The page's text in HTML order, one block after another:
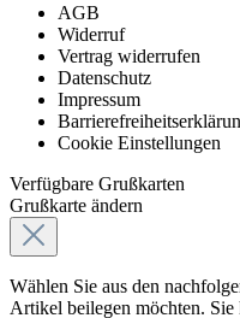
AGB
Widerruf
Vertrag widerrufen
Datenschutz
Impressum
Cookie Einstellungen
Verfügbare Grußkarten
Grußkarte ändern
Wählen Sie aus den
Artikel beilegen möchten.